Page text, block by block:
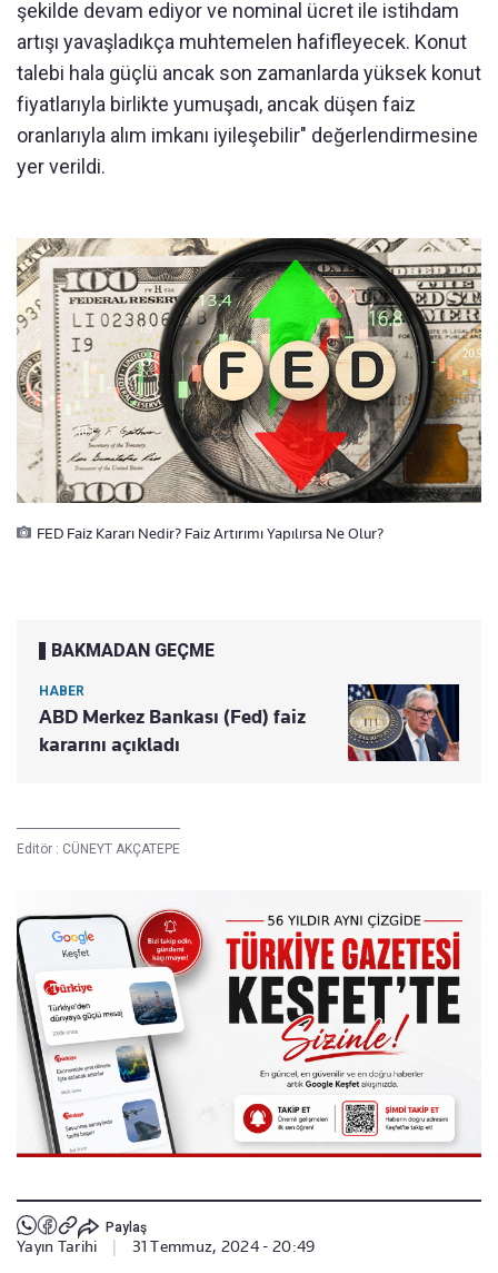
şekilde devam ediyor ve nominal ücret ile istihdam
artışı yavaşladıkça muhtemelen hafifleyecek. Konut
talebi hala güçlü ancak son zamanlarda yüksek konut
fiyatlarıyla birlikte yumuşadı, ancak düşen faiz
oranlarıyla alım imkanı iyileşebilir" değerlendirmesine
yer verildi.
FED Faiz Kararı Nedir? Faiz Artırımı Yapılırsa Ne Olur?
BAKMADAN GEÇME
HABER
ABD Merkez Bankası (Fed) faiz
kararını açıkladı
Editör : CÜNEYT AKÇATEPE
Paylaş
Yayın Tarihi 31 Temmuz, 2024 - 20:49